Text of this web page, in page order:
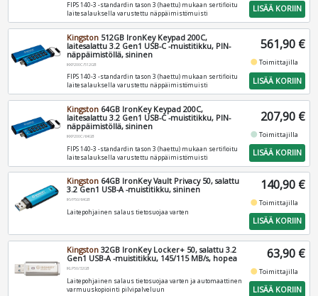
FIPS 140-3 -standardin tason 3 (haettu) mukaan sertifioitu
laitesalauksella varustettu näppäimistömuisti
LISÄÄ KORIIN
Kingston 512GB IronKey Keypad 200C,
laitesalattu 3.2 Gen1 USB-C -muistitikku, PIN-
näppäimistöllä, sininen
IKKP200C/512GB
FIPS 140-3 -standardin tason 3 (haettu) mukaan sertifioitu
laitesalauksella varustettu näppäimistömuisti
561,90 €
fiber_manual_recordToimittajilla
LISÄÄ KORIIN
Kingston 64GB IronKey Keypad 200C,
laitesalattu 3.2 Gen1 USB-C -muistitikku, PIN-
näppäimistöllä, sininen
IKKP200C/64GB
FIPS 140-3 -standardin tason 3 (haettu) mukaan sertifioitu
laitesalauksella varustettu näppäimistömuisti
207,90 €
fiber_manual_recordToimittajilla
LISÄÄ KORIIN
Kingston 64GB IronKey Vault Privacy 50, salattu
3.2 Gen1 USB-A -muistitikku, sininen
IKVP50/64GB
Laitepohjainen salaus tietosuojaa varten
140,90 €
fiber_manual_recordToimittajilla
LISÄÄ KORIIN
Kingston 32GB IronKey Locker+ 50, salattu 3.2
Gen1 USB-A -muistitikku, 145/115 MB/s, hopea
IKLP50/32GB
Laitepohjainen salaus tietosuojaa varten ja automaattinen
varmuuskopiointi pilvipalveluun
63,90 €
fiber_manual_recordToimittajilla
LISÄÄ KORIIN